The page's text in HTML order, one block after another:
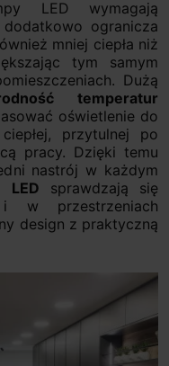
LED wymagają
ogranicza
mniej ciepła niż
tym samym
Dużą
temperatur
oświetlenie do
przytulnej po
pracy. Dzięki temu
nastrój w każdym
LED sprawdzają się
przestrzeniach
design z praktyczną